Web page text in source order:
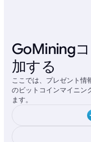
GoMining
加する
ここでは、プレゼント情
のビットコインマイニン
ます。